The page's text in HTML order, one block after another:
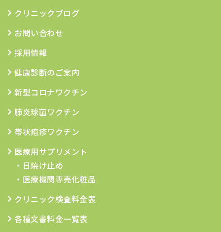
クリニックブログ
お問い合わせ
採用情報
健康診断のご案内
新型コロナワクチン
肺炎球菌ワクチン
帯状疱疹ワクチン
医療用サプリメント
・日焼け止め
・医療機関専売化粧品
クリニック検査料金表
各種文書料金一覧表